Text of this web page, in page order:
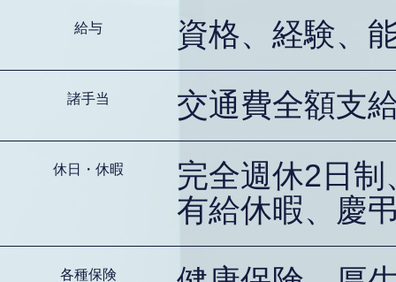
給与 資格、経験、
諸手当 交通費全額支
休日・休暇
完全週休2日
有給休暇、慶
各種保険